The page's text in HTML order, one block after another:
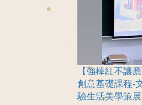
【強棒紅不讓
創意基礎課程-
驗生活美學策展